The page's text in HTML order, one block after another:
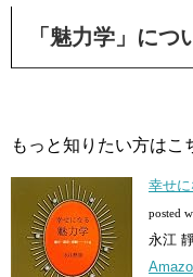
「魅力学」につ
もっと知りたい方はこ
幸せ
posted
永江